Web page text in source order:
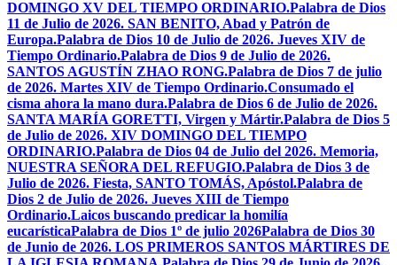
DOMINGO XV DEL TIEMPO ORDINARIO.Palabra de Dios
11 de Julio de 2026. SAN BENITO, Abad y Patrón de
Europa.Palabra de Dios 10 de Julio de 2026. Jueves XIV de
Tiempo Ordinario.Palabra de Dios 9 de Julio de 2026.
SANTOS AGUSTÍN ZHAO RONG.Palabra de Dios 7 de julio
de 2026. Martes XIV de Tiempo Ordinario.Consumado el
cisma ahora la mano dura.Palabra de Dios 6 de Julio de 2026.
SANTA MARÍA GORETTI, Virgen y Mártir.Palabra de Dios 5
de Julio de 2026. XIV DOMINGO DEL TIEMPO
ORDINARIO.Palabra de Dios 04 de Julio del 2026. Memoria,
NUESTRA SEÑORA DEL REFUGIO.Palabra de Dios 3 de
Julio de 2026. Fiesta, SANTO TOMÁS, Apóstol.Palabra de
Dios 2 de Julio de 2026. Jueves XIII de Tiempo
Ordinario.Laicos buscando predicar la homilía
eucarísticaPalabra de Dios 1º de julio 2026Palabra de Dios 30
de Junio de 2026. LOS PRIMEROS SANTOS MÁRTIRES DE